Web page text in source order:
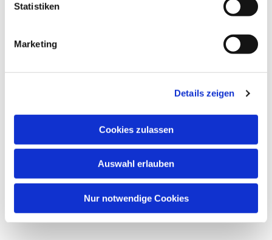
Statistiken
Marketing
Details zeigen
Cookies zulassen
Auswahl erlauben
Nur notwendige Cookies